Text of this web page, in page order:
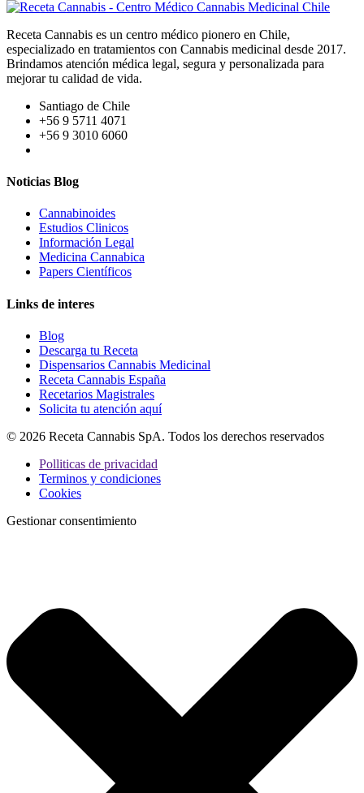
Receta Cannabis es un centro médico pionero en Chile,
especializado en tratamientos con Cannabis medicinal desde 2017.
Brindamos atención médica legal, segura y personalizada para
mejorar tu calidad de vida.
Santiago de Chile
+56 9 5711 4071
+56 9 3010 6060
Noticias Blog
Cannabinoides
Estudios Clinicos
Información Legal
Medicina Cannabica
Papers Científicos
Links de interes
Blog
Descarga tu Receta
Dispensarios Cannabis Medicinal
Receta Cannabis España
Recetarios Magistrales
Solicita tu atención aquí
© 2026 Receta Cannabis SpA. Todos los derechos reservados
Polliticas de privacidad
Terminos y condiciones
Cookies
Gestionar consentimiento